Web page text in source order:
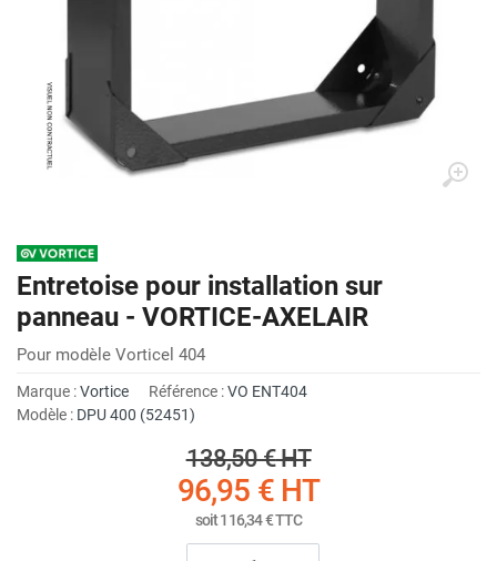
Entretoise pour installation sur
panneau - VORTICE-AXELAIR
Pour modèle Vorticel 404
Marque :Vortice Référence :VO ENT404
Modèle : DPU 400 (52451)
138,50 €HT
96,95 €HT
soit116,34 €TTC